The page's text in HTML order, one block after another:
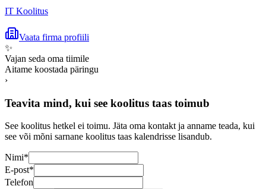
IT Koolitus
Vaata firma profiili
✨
Vajan seda oma tiimile
Aitame koostada päringu
›
Teavita mind, kui see koolitus taas toimub
See koolitus hetkel ei toimu. Jäta oma kontakt ja anname teada, kui
see või mõni sarnane koolitus taas kalendrisse lisandub.
Nimi*
E-post*
Telefon